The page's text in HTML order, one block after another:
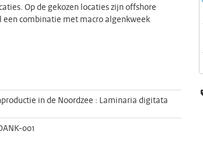
Op de gekozen locaties zijn offshore
combinatie met macro algenkweek
in de Noordzee : Laminaria digitata
001